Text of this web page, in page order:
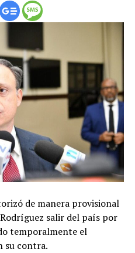
de manera provisional
salir del país por
temporalmente el
su contra.